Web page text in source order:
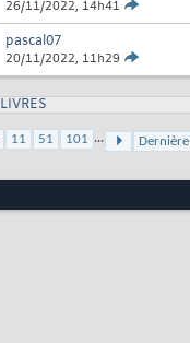
26/11/2022, 14h41
pascal07
20/11/2022, 11h29
LIVRES
11 51 101 ... Dernière